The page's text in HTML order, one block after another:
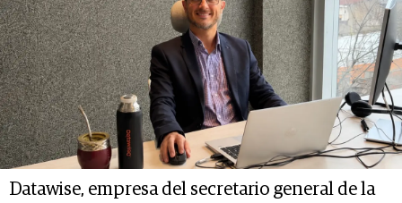
Datawise, empresa del secretario general de la